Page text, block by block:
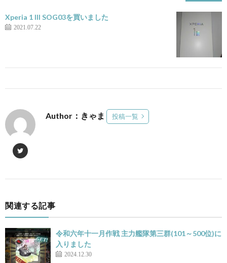
Xperia 1 III SOG03を買いました
2021.07.22
Author：きゃま 投稿一覧
関連する記事
令和六年十一月作戦 主力艦隊第三群(101～500位)に
入りました
2024.12.30